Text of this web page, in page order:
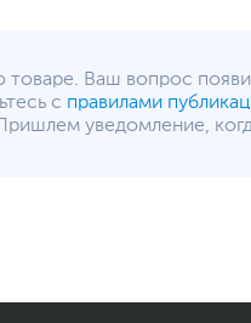
товаре. Ваш вопрос
с правилами
уведомление,